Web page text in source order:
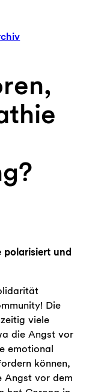
polarisiert und
Die
viele
die Angst vor
emotional
können,
Angst vor dem